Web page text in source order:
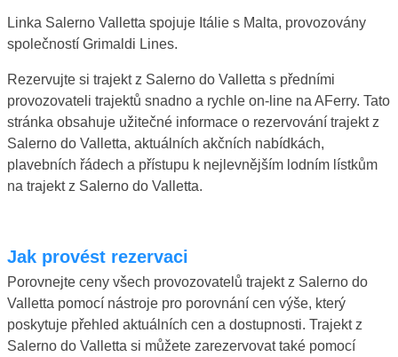
Linka Salerno Valletta spojuje Itálie s Malta, provozovány
společností Grimaldi Lines.
Rezervujte si trajekt z Salerno do Valletta s předními
provozovateli trajektů snadno a rychle on-line na AFerry. Tato
stránka obsahuje užitečné informace o rezervování trajekt z
Salerno do Valletta, aktuálních akčních nabídkách,
plavebních řádech a přístupu k nejlevnějším lodním lístkům
na trajekt z Salerno do Valletta.
Jak provést rezervaci
Porovnejte ceny všech provozovatelů trajekt z Salerno do
Valletta pomocí nástroje pro porovnání cen výše, který
poskytuje přehled aktuálních cen a dostupnosti. Trajekt z
Salerno do Valletta si můžete zarezervovat také pomocí